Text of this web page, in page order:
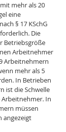
mehr als 20
eine
§ 17 KSchG
Die
Betriebsgröße
Arbeitnehmer
Arbeitnehmern
mehr als 5
In Betrieben
ist die Schwelle
Arbeitnehmer. In
müssen
angezeigt